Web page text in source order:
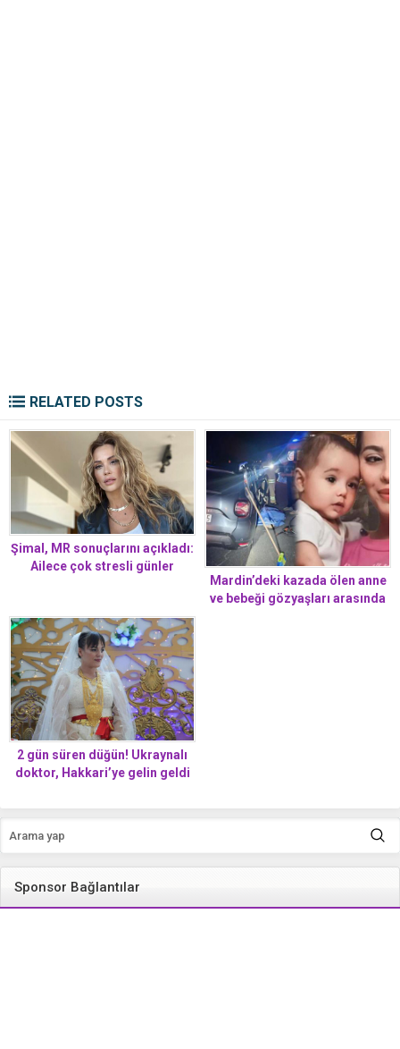
RELATED POSTS
Şimal, MR sonuçlarını açıkladı:
Ailece çok stresli günler
Mardin’deki kazada ölen anne
ve bebeği gözyaşları arasında
2 gün süren düğün! Ukraynalı
doktor, Hakkari’ye gelin geldi
Sponsor Bağlantılar